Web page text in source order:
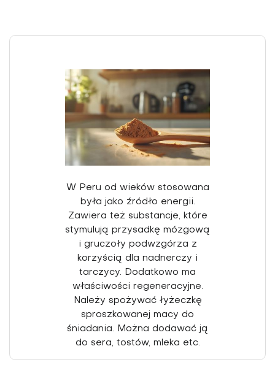
W Peru od wieków stoso­wana
była jako źródło ener­gii.
Zawiera też substancje, które
stymulują przysad­kę mózgową
i gruczoły podwzgórza z
korzyścią dla nadnerczy i
tarczycy. Dodatkowo ma
właściwo­ści regeneracyjne.
Należy spożywać łyżeczkę
sprosz­kowanej macy do
śniada­nia. Można dodawać ją
do sera, tostów, mleka etc.